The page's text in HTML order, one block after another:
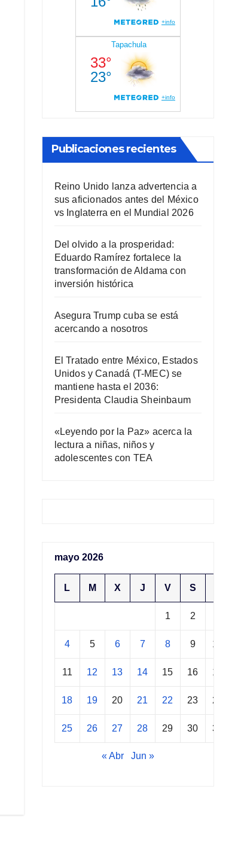
Publicaciones recientes
Reino Unido lanza advertencia a
sus aficionados antes del México
vs Inglaterra en el Mundial 2026
Del olvido a la prosperidad:
Eduardo Ramírez fortalece la
transformación de Aldama con
inversión histórica
Asegura Trump cuba se está
acercando a nosotros
El Tratado entre México, Estados
Unidos y Canadá (T-MEC) se
mantiene hasta el 2036:
Presidenta Claudia Sheinbaum
«Leyendo por la Paz» acerca la
lectura a niñas, niños y
adolescentes con TEA
mayo 2026
L M X J V S
1 2
4 5 6 7 8 9 10
11 12 13 14 15 16 17
18 19 20 21 22 23 24
25 26 27 28 29 30 31
« Abr Jun »